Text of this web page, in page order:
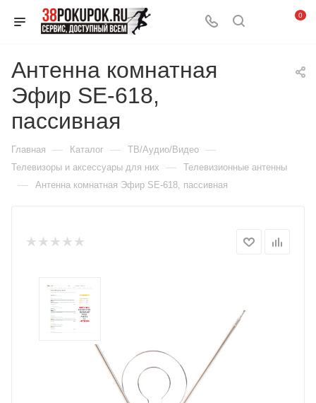
0
Антенна комнатная
Эфир SE-618,
пассивная
Главная — Каталог — ТВ/Аудио/Видео —
Телевизоры и аксессуары для них — Телевизионные антенны
— Антенна комнатная Эфир SE-618, пассивная